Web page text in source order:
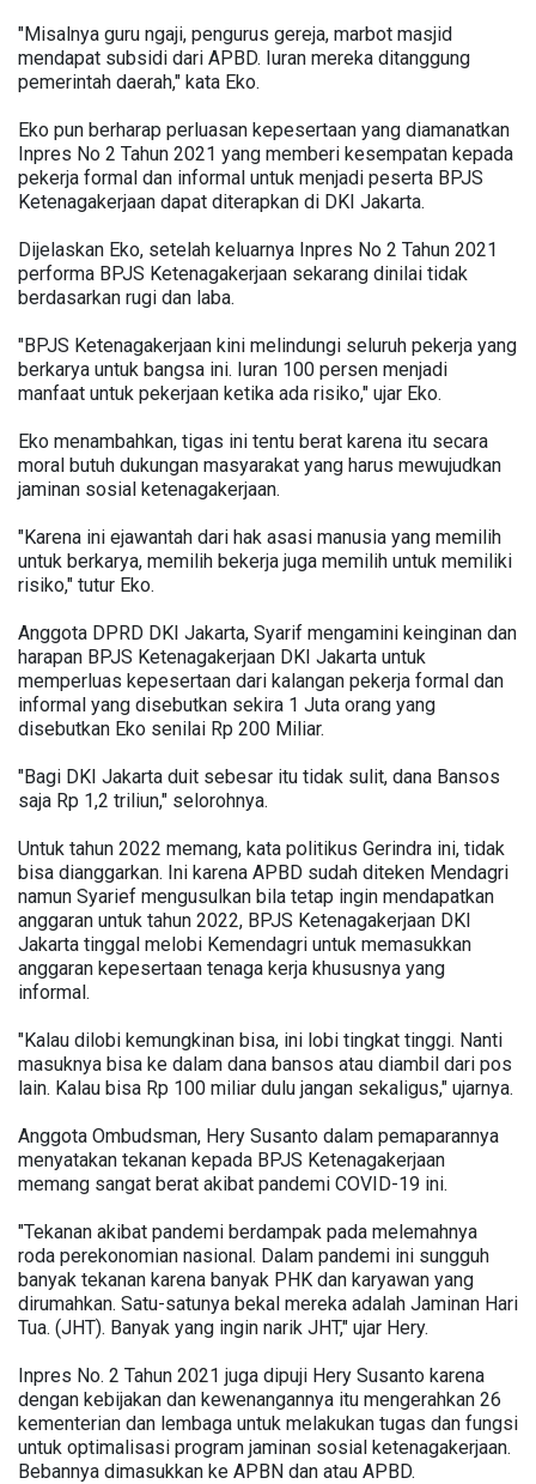
"Misalnya guru ngaji, pengurus gereja, marbot masjid
mendapat subsidi dari APBD. Iuran mereka ditanggung
pemerintah daerah," kata Eko.
Eko pun berharap perluasan kepesertaan yang diamanatkan
Inpres No 2 Tahun 2021 yang memberi kesempatan kepada
pekerja formal dan informal untuk menjadi peserta BPJS
Ketenagakerjaan dapat diterapkan di DKI Jakarta.
Dijelaskan Eko, setelah keluarnya Inpres No 2 Tahun 2021
performa BPJS Ketenagakerjaan sekarang dinilai tidak
berdasarkan rugi dan laba.
"BPJS Ketenagakerjaan kini melindungi seluruh pekerja yang
berkarya untuk bangsa ini. Iuran 100 persen menjadi
manfaat untuk pekerjaan ketika ada risiko," ujar Eko.
Eko menambahkan, tigas ini tentu berat karena itu secara
moral butuh dukungan masyarakat yang harus mewujudkan
jaminan sosial ketenagakerjaan.
"Karena ini ejawantah dari hak asasi manusia yang memilih
untuk berkarya, memilih bekerja juga memilih untuk memiliki
risiko," tutur Eko.
Anggota DPRD DKI Jakarta, Syarif mengamini keinginan dan
harapan BPJS Ketenagakerjaan DKI Jakarta untuk
memperluas kepesertaan dari kalangan pekerja formal dan
informal yang disebutkan sekira 1 Juta orang yang
disebutkan Eko senilai Rp 200 Miliar.
"Bagi DKI Jakarta duit sebesar itu tidak sulit, dana Bansos
saja Rp 1,2 triliun," selorohnya.
Untuk tahun 2022 memang, kata politikus Gerindra ini, tidak
bisa dianggarkan. Ini karena APBD sudah diteken Mendagri
namun Syarief mengusulkan bila tetap ingin mendapatkan
anggaran untuk tahun 2022, BPJS Ketenagakerjaan DKI
Jakarta tinggal melobi Kemendagri untuk memasukkan
anggaran kepesertaan tenaga kerja khususnya yang
informal.
"Kalau dilobi kemungkinan bisa, ini lobi tingkat tinggi. Nanti
masuknya bisa ke dalam dana bansos atau diambil dari pos
lain. Kalau bisa Rp 100 miliar dulu jangan sekaligus," ujarnya.
Anggota Ombudsman, Hery Susanto dalam pemaparannya
menyatakan tekanan kepada BPJS Ketenagakerjaan
memang sangat berat akibat pandemi COVID-19 ini.
"Tekanan akibat pandemi berdampak pada melemahnya
roda perekonomian nasional. Dalam pandemi ini sungguh
banyak tekanan karena banyak PHK dan karyawan yang
dirumahkan. Satu-satunya bekal mereka adalah Jaminan Hari
Tua. (JHT). Banyak yang ingin narik JHT," ujar Hery.
Inpres No. 2 Tahun 2021 juga dipuji Hery Susanto karena
dengan kebijakan dan kewenangannya itu mengerahkan 26
kementerian dan lembaga untuk melakukan tugas dan fungsi
untuk optimalisasi program jaminan sosial ketenagakerjaan.
Bebannya dimasukkan ke APBN dan atau APBD.